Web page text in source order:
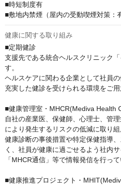
■時短制度有
■敷地内禁煙（屋内の受動喫煙対策：
健康に関する取り組み
■定期健診
⽀援先である統合ヘルスクリニック
す。
ヘルスケアに関わる企業として社員
充実した健診を受けられる環境をご⽤
■健康管理室・MHCR(Mediva Health
自社の産業医、保健師、心理士、管
により発生するリスクの低減に取り組
健康診断の事後措置や特定保健指導
く、社員が健康に過ごせるよう社内
「MHCR通信」等で情報発信を行って
■健康推進プロジェクト・